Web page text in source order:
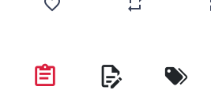
Karşılaştırma